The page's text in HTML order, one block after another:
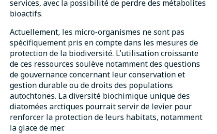
services, avec la possibilité de perdre des métabolites
bioactifs.
Actuellement, les micro-organismes ne sont pas
spécifiquement pris en compte dans les mesures de
protection de la biodiversité. L’utilisation croissante
de ces ressources soulève notamment des questions
de gouvernance concernant leur conservation et
gestion durable ou de droits des populations
autochtones. La diversité biochimique unique des
diatomées arctiques pourrait servir de levier pour
renforcer la protection de leurs habitats, notamment
la glace de mer.